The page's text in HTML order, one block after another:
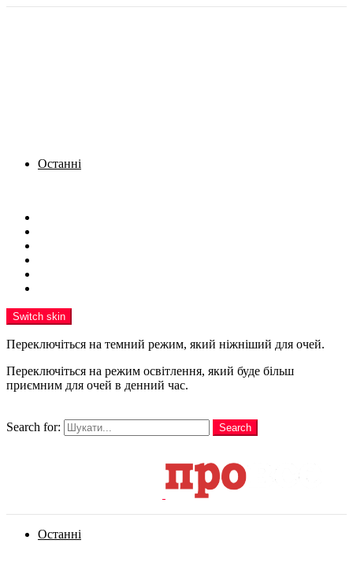
Останні
Switch skin
Переключіться на темний режим, який ніжніший для очей.
Переключіться на режим освітлення, який буде більш
приємним для очей в денний час.
Search for:
Search
Останні